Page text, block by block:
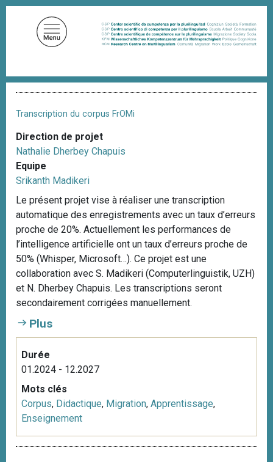
l
A
r
i
a
n
e
Transcription du corpus FrOMi
Direction de projet
Nathalie Dherbey Chapuis
Equipe
Srikanth Madikeri
Le présent projet vise à réaliser une transcription
automatique des enregistrements avec un taux d’erreurs
proche de 20%. Actuellement les performances de
l’intelligence artificielle ont un taux d’erreurs proche de
50% (Whisper, Microsoft…). Ce projet est une
collaboration avec S. Madikeri (Computerlinguistik, UZH)
et N. Dherbey Chapuis. Les transcriptions seront
secondairement corrigées manuellement.
Plus
Durée
01.2024 - 12.2027
Mots clés
Corpus, Didactique, Migration, Apprentissage,
Enseignement